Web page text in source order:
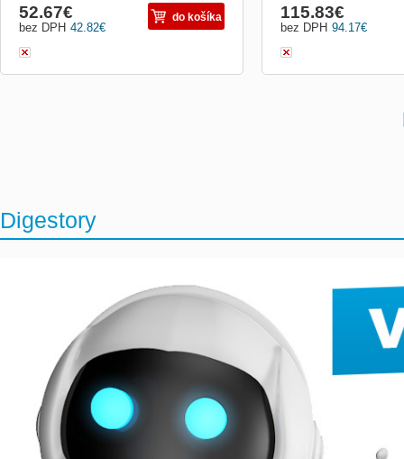
42.82€
bez DPH
52.67€ do košíka
94.17€
bez DPH
115.83€
Digestory